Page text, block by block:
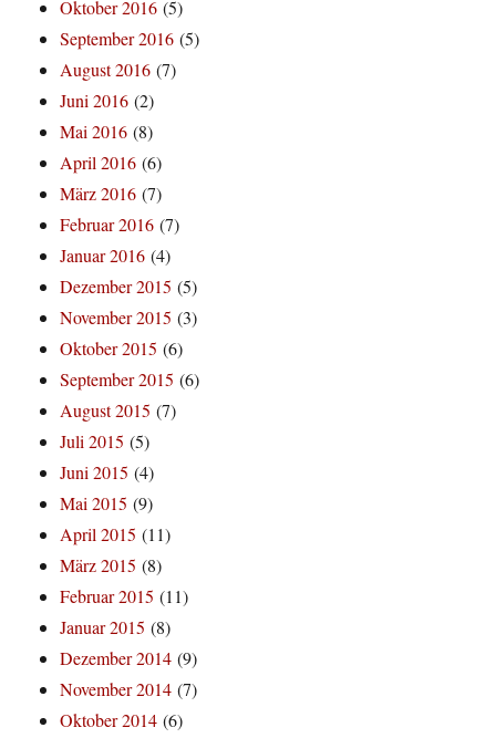
Oktober 2016 (5)
September 2016 (5)
August 2016 (7)
Juni 2016 (2)
Mai 2016 (8)
April 2016 (6)
März 2016 (7)
Februar 2016 (7)
Januar 2016 (4)
Dezember 2015 (5)
November 2015 (3)
Oktober 2015 (6)
September 2015 (6)
August 2015 (7)
Juli 2015 (5)
Juni 2015 (4)
Mai 2015 (9)
April 2015 (11)
März 2015 (8)
Februar 2015 (11)
Januar 2015 (8)
Dezember 2014 (9)
November 2014 (7)
Oktober 2014 (6)